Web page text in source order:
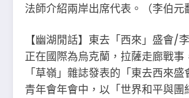
法師介紹兩岸出席代表。（李伯元
【幽湖閒話】東去「西來」盛會∕
正在國際為烏克蘭，拉薩走廊戰
「草嶺」雜誌發表的「東去西來
青年會年會中，以「世界和平與